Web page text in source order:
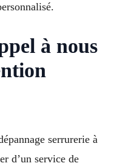
à nous
serrurerie à
d’un service de